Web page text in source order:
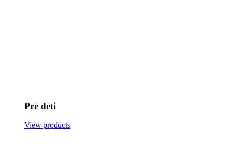
Pre deti
View products